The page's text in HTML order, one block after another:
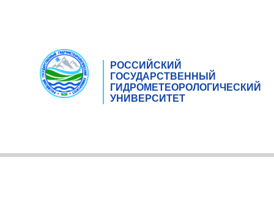
РОССИЙСКИЙ
ГОСУДАРСТВЕННЫЙ
ГИДРОМЕТЕОРОЛОГИЧЕСКИЙ
УНИВЕРСИТЕТ